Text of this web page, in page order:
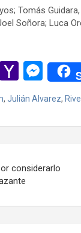
Tomás
Soñora; Luca
G
Y
a
h
o
M
ail
M
se
n
er
, Julián Alvarez,
considerarlo